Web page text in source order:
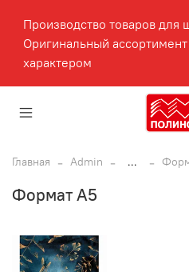
Производство товаров
Оригинальный
характером
Главная Admin ...
Формат А5